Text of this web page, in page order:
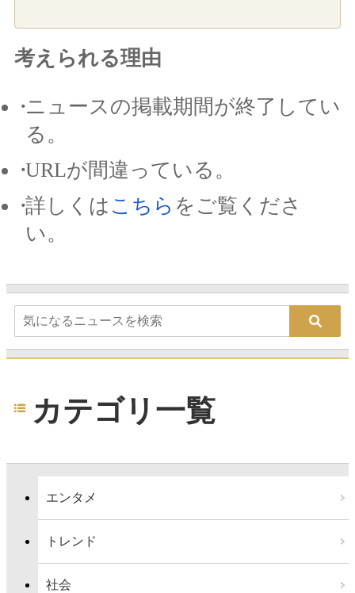
考えられる理由
ニュースの掲載期間が終了してい
る。
URLが間違っている。
詳しくは こちら をご覧くださ
い。
カテゴリ一覧
エンタメ
トレンド
社会